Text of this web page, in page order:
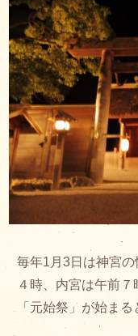
毎年1月3日は神宮
４時、内宮は午前７
「元始祭」が始ま